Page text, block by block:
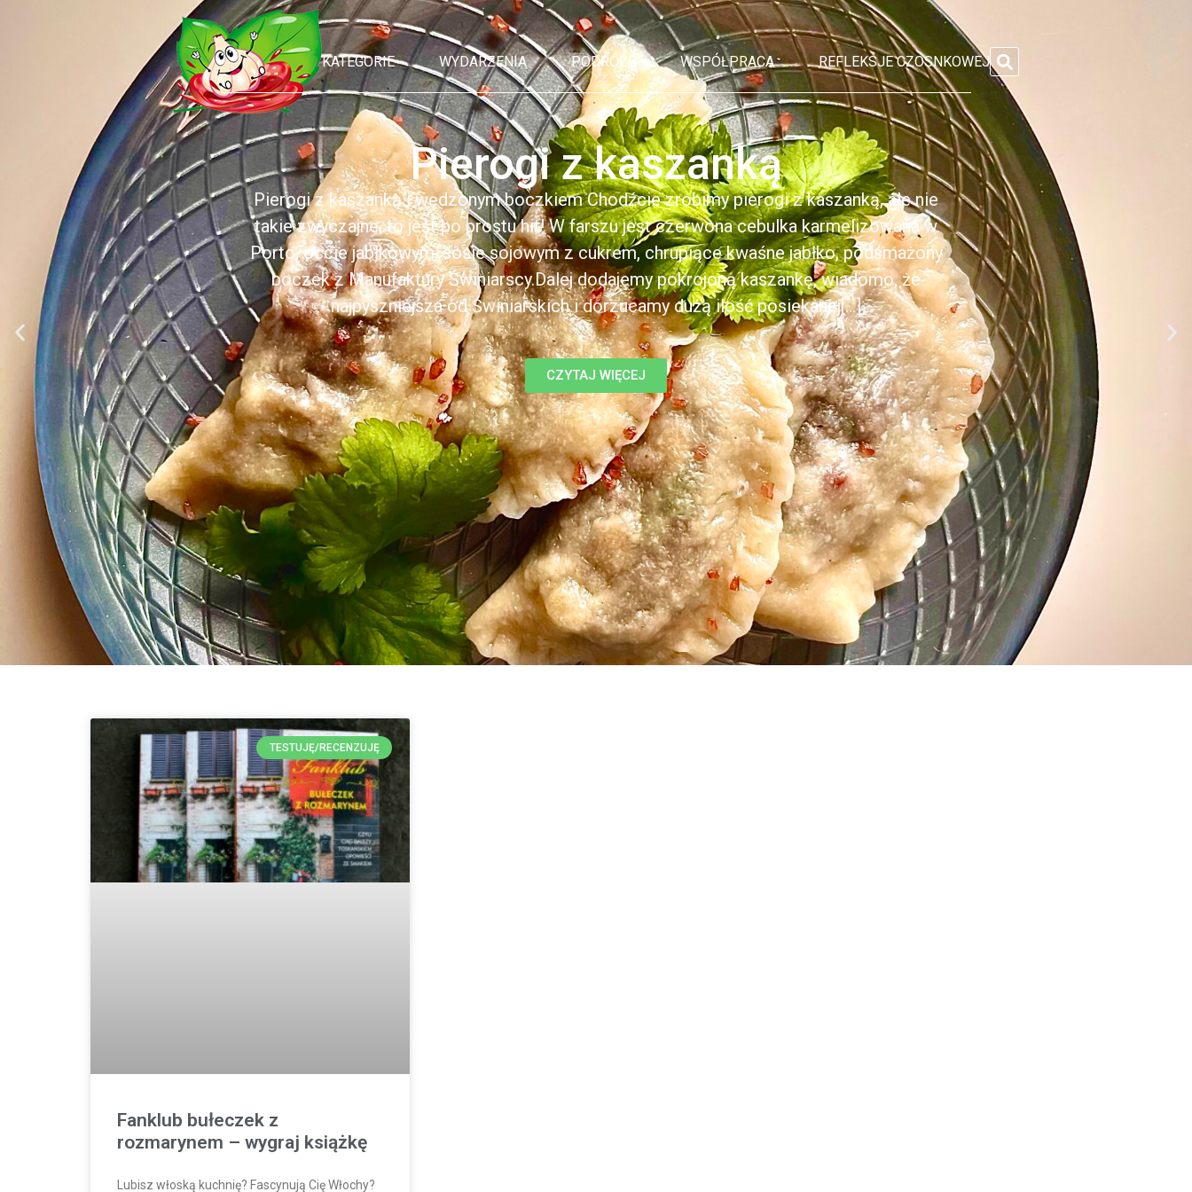
KATEGORIE WYDARZENIA PODRÓŻE WSPÓŁPRACA REFLEKSJE CZOSNKOWEJ
Pierogi z kaszanką
Pierogi z kaszanką i wędzonym boczkiem Chodźcie zrobimy pierogi z kaszanką, ale nie
takie zwyczajne, to jest po prostu hit! W farszu jest czerwona cebulka karmelizowana w
Porto, occie jabłkowym, sosie sojowym z cukrem, chrupiące kwaśne jabłko, podsmażony
boczek z Manufaktury Świniarscy.Dalej dodajemy pokrojoną kaszankę, wiadomo, że
najpyszniejsza od Świniarskich i dorzucamy dużą ilość posiekanej[...]
CZYTAJ WIĘCEJ
TESTUJĘ/RECENZUJĘ
Fanklub bułeczek z
rozmarynem – wygraj książkę
Lubisz włoską kuchnię? Fascynują Cię Włochy?